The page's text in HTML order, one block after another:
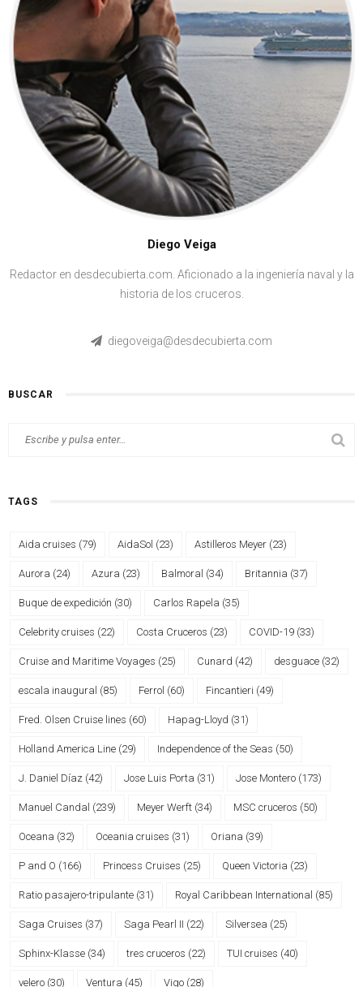
Diego Veiga
Redactor en desdecubierta.com. Aficionado a la ingeniería naval y la
historia de los cruceros.
diegoveiga@desdecubierta.com
BUSCAR
TAGS
Aida cruises (79) AidaSol (23) Astilleros Meyer (23)
Aurora (24) Azura (23) Balmoral (34) Britannia (37)
Buque de expedición (30) Carlos Rapela (35)
Celebrity cruises (22) Costa Cruceros (23) COVID-19 (33)
Cruise and Maritime Voyages (25) Cunard (42) desguace (32)
escala inaugural (85) Ferrol (60) Fincantieri (49)
Fred. Olsen Cruise lines (60) Hapag-Lloyd (31)
Holland America Line (29) Independence of the Seas (50)
J. Daniel Díaz (42) Jose Luis Porta (31) Jose Montero (173)
Manuel Candal (239) Meyer Werft (34) MSC cruceros (50)
Oceana (32) Oceania cruises (31) Oriana (39)
P and O (166) Princess Cruises (25) Queen Victoria (23)
Ratio pasajero-tripulante (31) Royal Caribbean International (85)
Saga Cruises (37) Saga Pearl II (22) Silversea (25)
Sphinx-Klasse (34) tres cruceros (22) TUI cruises (40)
velero (30) Ventura (45) Vigo (28)